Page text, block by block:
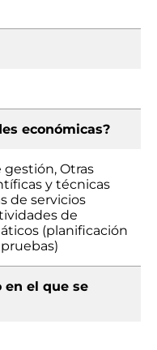
económicas?
Otras
y técnicas
de servicios
de
(planificación
en el que se